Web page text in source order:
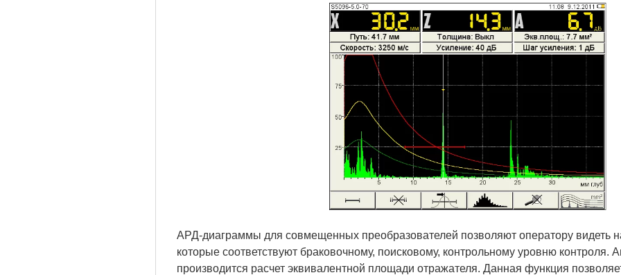
АРД-диаграммы для совмещенных преобразователей позволяют оператору видеть
которые соответствуют браковочному, поисковому, контрольному уровню контроля.
производится расчет эквивалентной площади отражателя. Данная функция